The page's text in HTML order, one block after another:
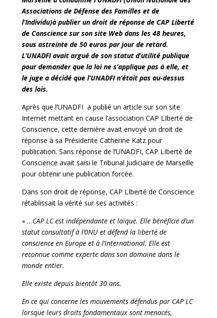
Associations de Défense des Familles et de
l’Individu)à publier un droit de réponse de CAP Liberté
de Conscience sur son site Web dans les 48 heures,
sous astreinte de 50 euros par jour de retard.
L’UNADFI avait argué de son statut d’utilité publique
pour demander que la loi ne s’applique pas à elle, et
le juge a décidé que l’UNADFI n’était pas au-dessus
des lois.
Après que l’UNADFI a publié un article sur son site
Internet mettant en cause l’association CAP LIberté de
Conscience, cette dernière avait envoyé un droit de
réponse à sa Présidente Catherine Katz pour
publication. Sans réponse de l’UNADFI, CAP LIberté de
Conscience avait saisi le Tribunal Judiciaire de Marseille
pour obtenir une publication forcée.
Dans son droit de réponse, CAP LIberté de Conscience
rétablissait la vérité sur ses activités :
« …CAP LC est indépendante et laïque. Elle bénéficie d’un
statut consultatif à l’0NU et défend la liberté de
conscience en Europe et à l’international. Elle est
reconnue comme experte dans son domaine dans le
monde entier.
Elle existe depuis bientôt 30 ans.
En ce qui concerne les mouvements défendus par CAP LC
lorsque leurs droits fondamentaux sont menacés,